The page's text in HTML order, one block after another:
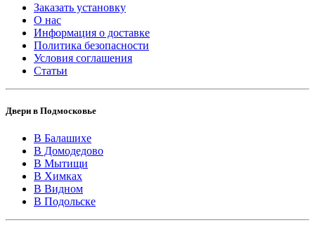
Заказать установку
О нас
Информация о доставке
Политика безопасности
Условия соглашения
Статьи
Двери в Подмосковье
В Балашихе
В Домодедово
В Мытищи
В Химках
В Видном
В Подольске